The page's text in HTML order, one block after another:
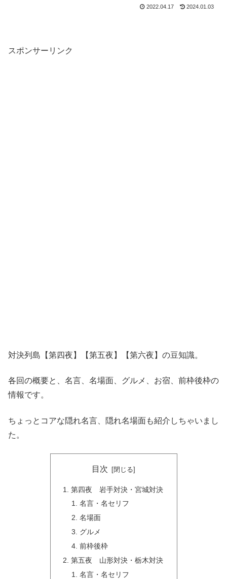
2022.04.17 2024.01.03
スポンサーリンク
対決列島【第四夜】【第五夜】【第六夜】の豆知識。
各回の概要と、名言、名場面、グルメ、お宿、前枠後枠の
情報です。
ちょっとコアな隠れ名言、隠れ名場面も紹介しちゃいまし
た。
目次
第四夜 岩手対決・宮城対決
名言・名セリフ
名場面
グルメ
前枠後枠
第五夜 山形対決・栃木対決
名言・名セリフ